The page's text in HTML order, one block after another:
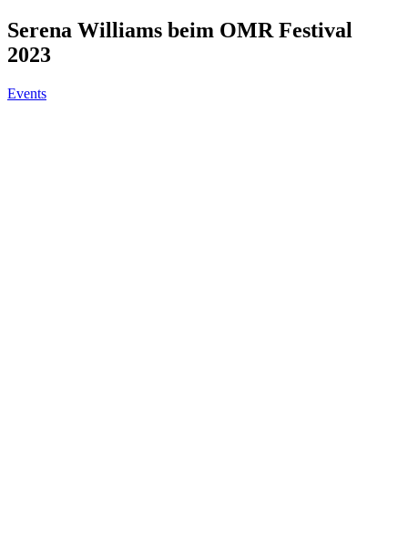
Serena Williams beim OMR Festival
2023
Events